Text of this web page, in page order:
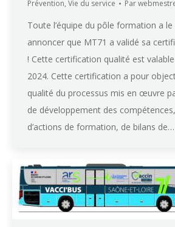
Prévention, Vie du service Par
Toute l’équipe du pôle formation a
annoncer que MT71 a validé sa
! Cette certification qualité est
2024. Cette certification a pour
qualité du processus mis en œuvre
de développement des compétences,
d’actions de formation, de bilans de…